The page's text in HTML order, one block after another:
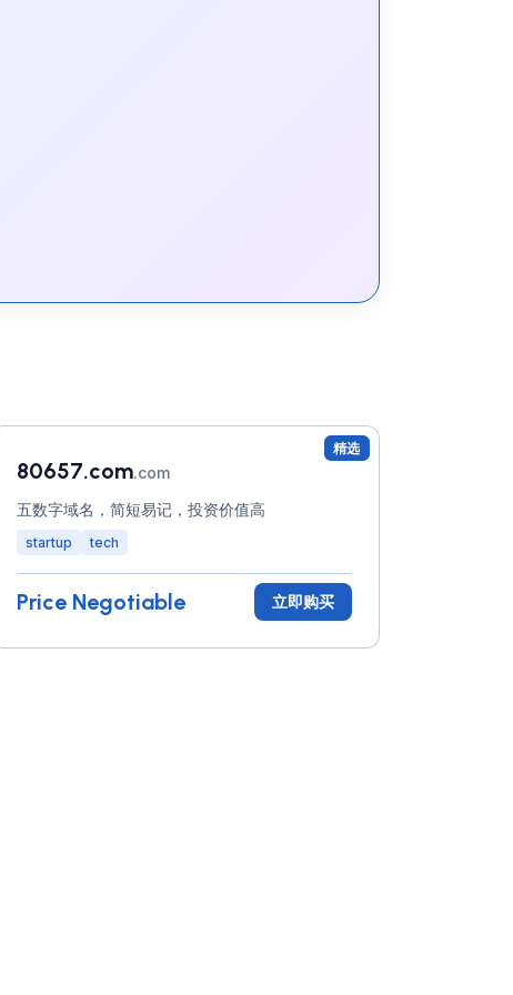
精选
80657.com.com
五数字域名，简短易记，投资价值高
startup tech
Price Negotiable 立即购买